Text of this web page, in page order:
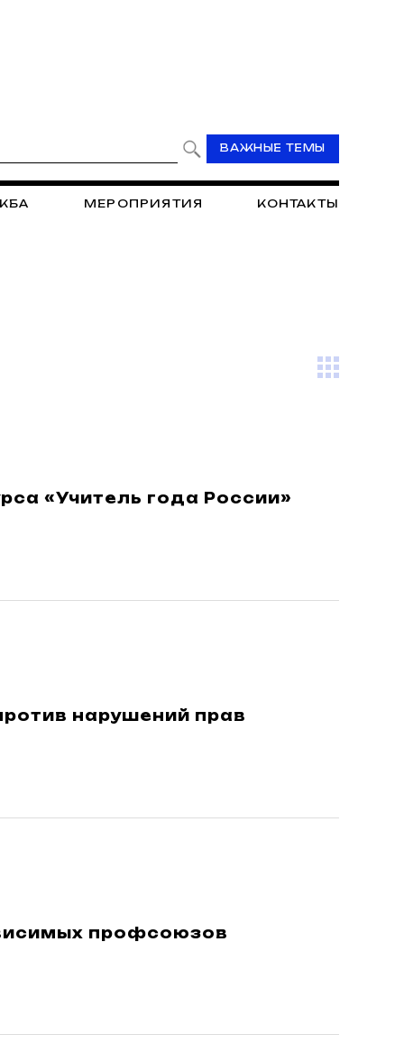
ВАЖНЫЕ ТЕМЫ
МЕРОПРИЯТИЯ КОНТАКТЫ
«Учитель года России»
нарушений прав
профсоюзов